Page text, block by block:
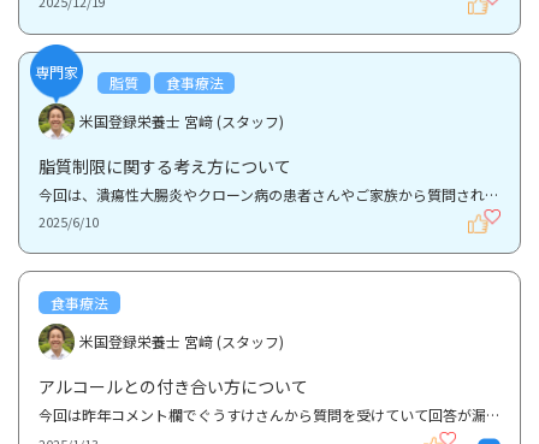
専門家
脂質
食事療法
米国登録栄養士 宮﨑 (スタッフ)
脂質制限に関する考え方について
今回は、潰瘍性大腸炎やクローン病の患者さんやご家族から質問されることの多い「脂質制限」についてで...
2025/6/10
食事療法
米国登録栄養士 宮﨑 (スタッフ)
アルコールとの付き合い方について
今回は昨年コメント欄でぐうすけさんから質問を受けていて回答が漏れていましたアルコールに関する質問...